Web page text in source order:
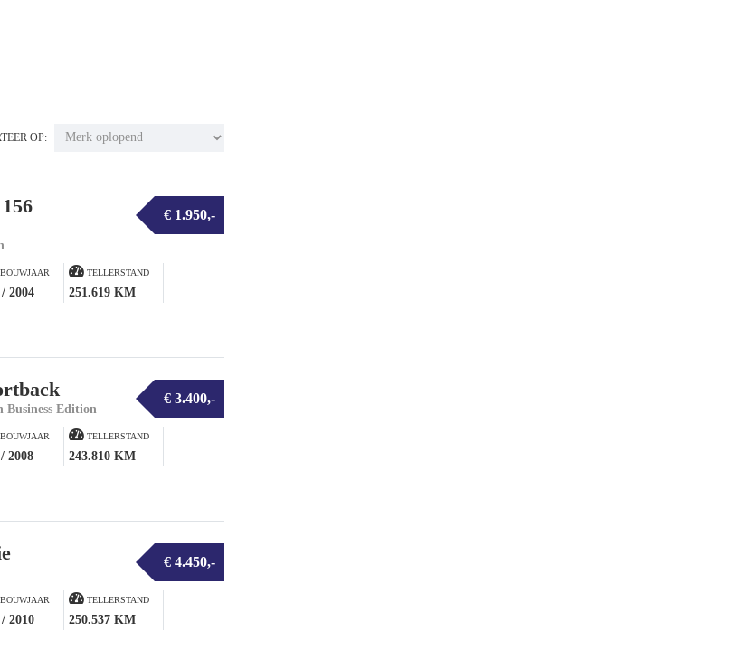
OP:
€ 1.950,-
BOUWJAAR
2004
TELLERSTAND
251.619 KM
Edition
€ 3.400,-
BOUWJAAR
2008
TELLERSTAND
243.810 KM
€ 4.450,-
BOUWJAAR
2010
TELLERSTAND
250.537 KM